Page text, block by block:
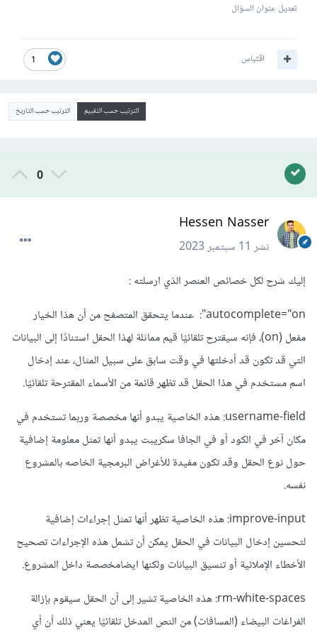
تعديل عنوان السؤال
1 اقتباس
الترتيب حسب التقييم الترتيب حسب التاريخ
0
Hessen Nasser
نشر11 سبتمبر 2023
إليك شرح لكل خصائص العنصر الذي ارسلته :
autocomplete="on": عندما يتحقق المتصفح من أن هذا الخيار
مفعل (on)، فإنه سيقترح تلقائيًا قيم مماثلة لهذا الحقل استنادًا إلى البيانات
التي قد تكون قد أدخلتها في وقت سابق على سبيل المثال، عند إدخال
اسم مستخدم في هذا الحقل قد تظهر قائمة من الأسماء المقترحة تلقائيًا.
username-field: هذه الخاصية يبدو أنها مخصصة وربما تستخدم في
مكان آخر في الكود أو في الجافا سكريبت يبدو أنها تمثل معلومة إضافية
حول نوع الحقل وقد تكون مفيدة للأغراض البرمجية الخاصه بالمشروع
نفسه.
improve-input: هذه الخاصية تظهر أنها تمثل إجراءات إضافية
لتحسين إدخال البيانات في الحقل يمكن أن تشمل هذه الإجراءات تصحيح
الأخطاء الإملائية أو تنسيق البيانات ولكنها ايضامخصصة داخل المشروع.
rm-white-spaces: هذه الخاصية تشير إلى أن الحقل سيقوم بإزالة
الفراغات البيضاء (المسافات) من النص المدخل تلقائيًا يعني ذلك أن أي